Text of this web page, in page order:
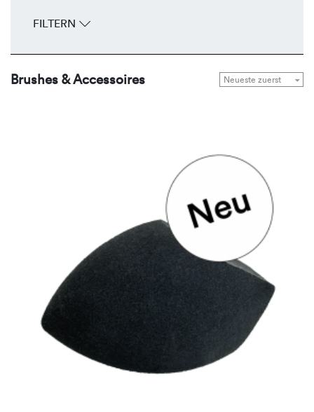
FILTERN
Brushes & Accessoires